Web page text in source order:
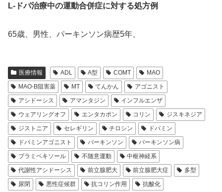
L-ドパ治療中の運動合併症に対する処方例
65歳、男性、パーキンソン病歴5年、
医療情報 ADL A型 COMT
MAO
MAO-B阻害薬
MT てんかん
アゴニスト
アシドーシス
アマンタジン
インフルエンザ
ウェアリングオフ
エンタカポン コリン
ジスキネジア
ジストニア
セレギリン チロシン
ドパミン
ドパミンアゴニスト
パーキンソン
パーキンソン病
プラミペキソール
不随意運動
中枢神経系
代謝性アシドーシス
前立腺肥大 前立腺肥大症
多型
尿閉
悪性症候群 抗コリン作用
抗酸化